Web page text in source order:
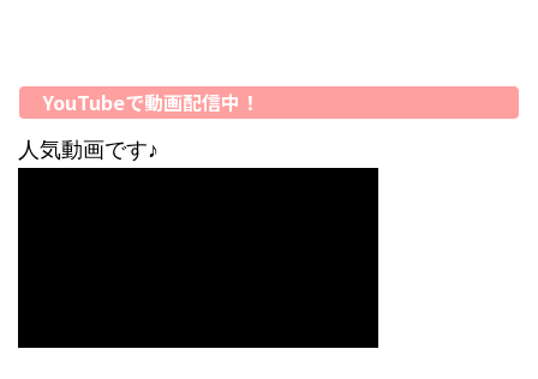
YouTubeで動画配信中！
人気動画です♪